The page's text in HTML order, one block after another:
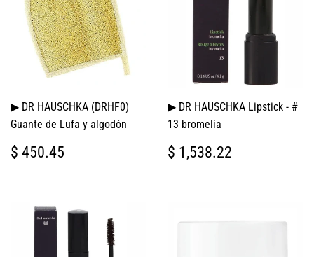
▶ DR HAUSCHKA (DRHF0)
Guante de Lufa y algodón
PRECIO
HABITUAL
$ 450.45
▶ DR HAUSCHKA Lipstick - #
13 bromelia
PRECIO
HABITUAL
$ 1,538.22